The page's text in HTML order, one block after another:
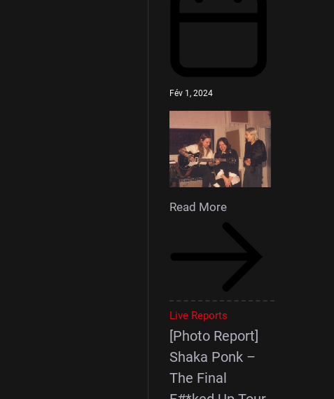
Fév 1, 2024
Read More
Live Reports
[Photo Report]
Shaka Ponk –
The Final